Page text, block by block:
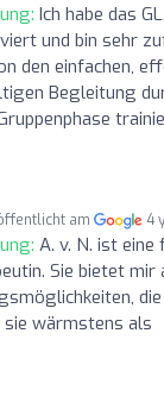
Ich habe das
und bin sehr
den einfachen,
Begleitung
am 4
A. v. N. ist eine
Sie bietet mir
sie wärmstens als